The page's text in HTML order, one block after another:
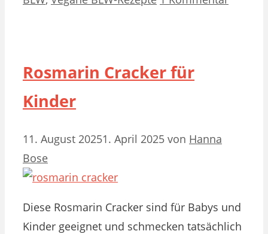
Rosmarin Cracker für
Kinder
11. August 20251. April 2025 von Hanna
Bose
Diese Rosmarin Cracker sind für Babys und
Kinder geeignet und schmecken tatsächlich